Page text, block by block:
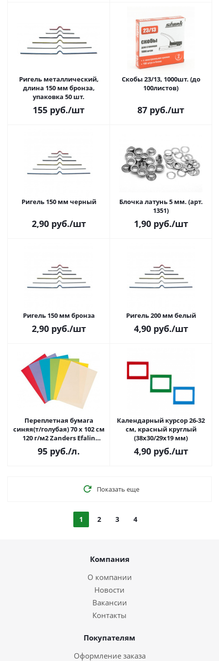
Ригель металлический,
длина 150 мм бронза,
упаковка 50 шт.
155 руб./шт
Скобы 23/13, 1000шт. (до
100листов)
87 руб./шт
Ригель 150 мм черный
2,90руб./шт
Блочка латунь 5 мм. (арт.
1351)
1,90руб./шт
Ригель 150 мм бронза
2,90руб./шт
Ригель 200 мм белый
4,90руб./шт
Переплетная бумага
синяя(т/голубая) 70 х 102 см
120 г/м2 Zanders Efalin
(тонкий лен, 1 лист, арт. 114)
95 руб./л.
Календарный курсор 26-32
см, красный круглый
(38х30/29х19 мм)
4,90руб./шт
Показать еще
1 2 3 4
Компания
О компании
Новости
Вакансии
Контакты
Покупателям
Оформление заказа